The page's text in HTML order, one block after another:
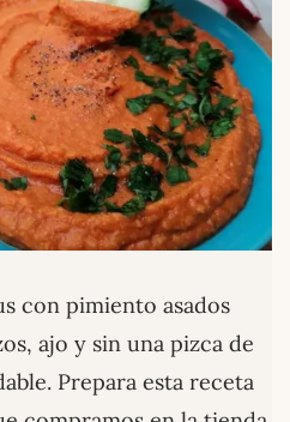
con pimiento asados
ajo y sin una pizca de
Prepara esta receta